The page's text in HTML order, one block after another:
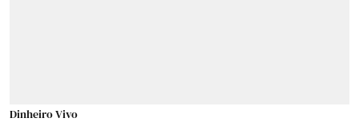
Dinheiro Vivo